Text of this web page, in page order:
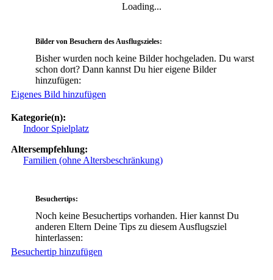
Loading...
Bilder von Besuchern des Ausflugszieles:
Bisher wurden noch keine Bilder hochgeladen. Du warst
schon dort? Dann kannst Du hier eigene Bilder
hinzufügen:
Eigenes Bild hinzufügen
Kategorie(n):
Indoor Spielplatz
Altersempfehlung:
Familien (ohne Altersbeschränkung)
Besuchertips:
Noch keine Besuchertips vorhanden. Hier kannst Du
anderen Eltern Deine Tips zu diesem Ausflugsziel
hinterlassen:
Besuchertip hinzufügen